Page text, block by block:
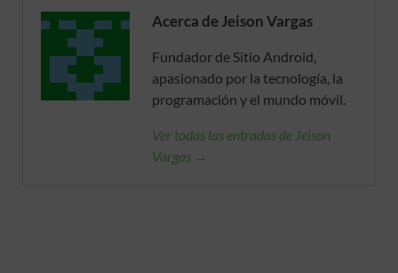
Acerca de Jeison Vargas
Fundador de Sitio Android,
apasionado por la tecnología, la
programación y el mundo móvil.
Ver todas las entradas de Jeison
Vargas →